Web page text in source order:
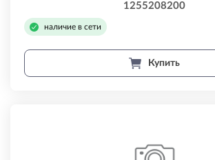
1255208200
наличие в сети
Купить